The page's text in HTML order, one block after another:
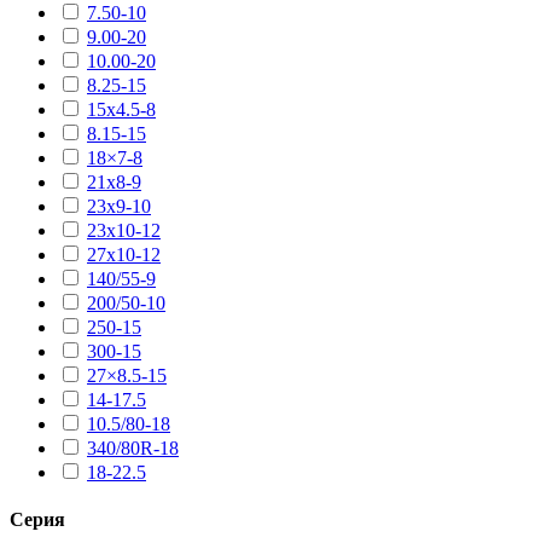
7.50-10
9.00-20
10.00-20
8.25-15
15х4.5-8
8.15-15
18×7-8
21х8-9
23х9-10
23х10-12
27х10-12
140/55-9
200/50-10
250-15
300-15
27×8.5-15
14-17.5
10.5/80-18
340/80R-18
18-22.5
Серия